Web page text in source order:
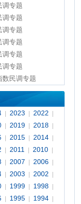
调专题
调专题
调专题
调专题
调专题
调专题
数民调专题
2023 2022
2019 2018
2015 2014
2011 2010
2007 2006
2003 2002
1999 1998
1995 1994